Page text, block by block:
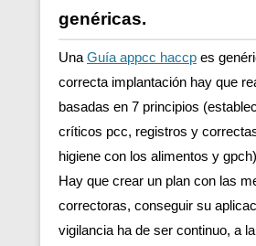
genéricas.
Una Guía appcc haccp es
correcta implantación hay que
basadas en 7 principios
críticos pcc, registros y
higiene con los alimentos y
Hay que crear un plan con las
correctoras, conseguir su
vigilancia ha de ser continuo, a